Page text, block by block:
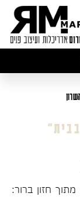
חזון ברור: